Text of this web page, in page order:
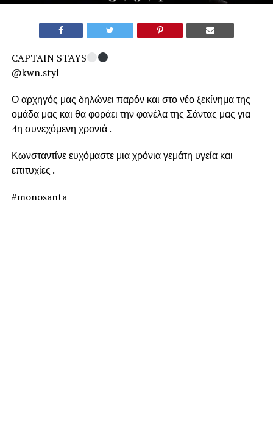
CAPTAIN STAYS
@kwn.styl
Ο αρχηγός μας δηλώνει παρόν και στο νέο ξεκίνημα της
ομάδα μας και θα φοράει την φανέλα της Σάντας μας για
4η συνεχόμενη χρονιά .
Κωνσταντίνε ευχόμαστε μια χρόνια γεμάτη υγεία και
επιτυχίες .
#monosanta